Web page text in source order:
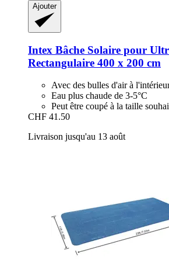
Ajouter
Intex Bâche Solaire pour
Rectangulaire 400 x 200 cm
Avec des bulles d'air à
Eau plus chaude de 3-5°C
Peut être coupé à la taille
CHF 41.50
Livraison jusqu'au 13 août